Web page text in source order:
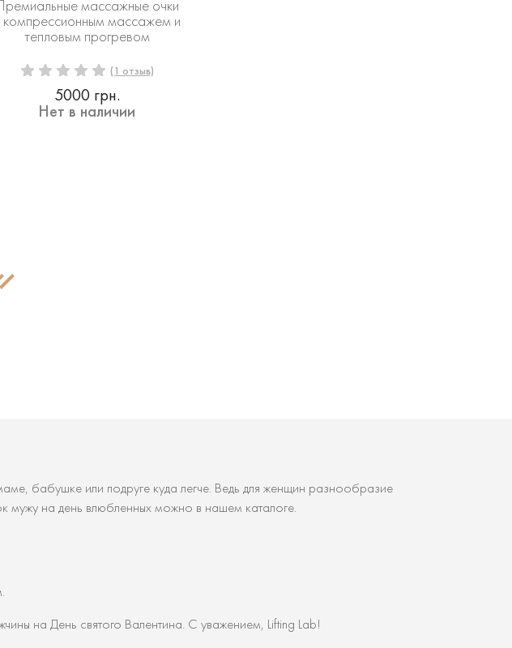
массажные очки
компрессионным массажем и
тепловым прогревом
(1 отзыв)
5000 грн.
Нет в наличии
бабушке или подруге куда легче. Ведь для женщин разнообразие
мужу на день влюбленных можно в нашем каталоге.
на День святого Валентина. С уважением, Lifting Lab!